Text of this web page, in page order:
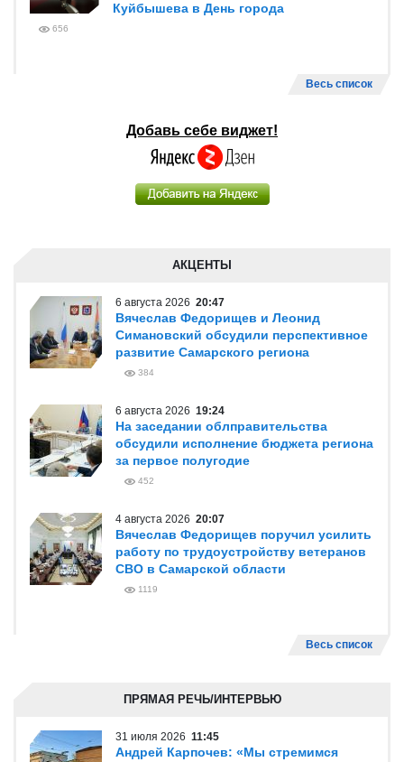
Куйбышева в День города
656
Весь список
Добавь себе виджет!
АКЦЕНТЫ
6 августа 2026 20:47
Вячеслав Федорищев и Леонид
Симановский обсудили перспективное
развитие Самарского региона
384
6 августа 2026 19:24
На заседании облправительства
обсудили исполнение бюджета региона
за первое полугодие
452
4 августа 2026 20:07
Вячеслав Федорищев поручил усилить
работу по трудоустройству ветеранов
СВО в Самарской области
1119
Весь список
ПРЯМАЯ РЕЧЬ/ИНТЕРВЬЮ
31 июля 2026 11:45
Андрей Карпочев: «Мы стремимся